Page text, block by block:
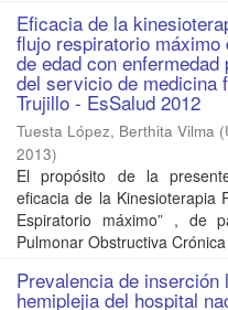
Eficacia de la
flujo respiratorio máximo
de edad con
del servicio de medicina
Trujillo - EsSalud 2012
Tuesta López, Berthita Vilma (
2013)
El propósito de la
eficacia de la Kinesioterapia
Espiratorio máximo” , de
Pulmonar Obstructiva Crónica
Prevalencia de
hemiplejia del hospital